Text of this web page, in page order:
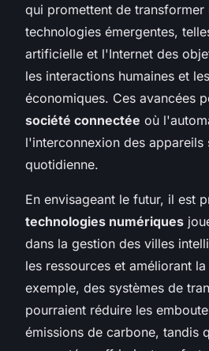
qui promettent de
technologies émergentes,
artificielle et l'Internet des
les interactions humaines et
économiques. Ces avancées
société connectée où
l'interconnexion des
quotidienne.
En envisageant le futur, il est
technologies numériques
dans la gestion des villes
les ressources et améliorant
exemple, des systèmes de
pourraient réduire les
émissions de carbone, tandis